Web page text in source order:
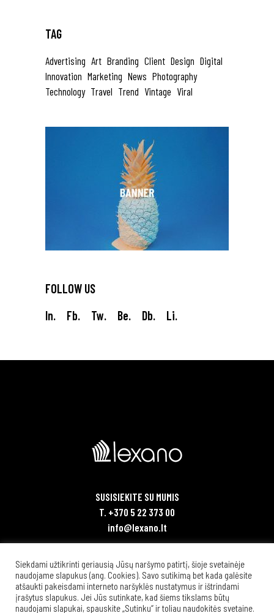
TAG
Advertising Art Branding Client Design Digital
Innovation Marketing News Photography
Technology Travel Trend Vintage Viral
FOLLOW US
In.
Fb. Tw. Be. Db. Li.
SUSISIEKITE SU MUMIS
T. +370 5 22 373 00
info@lexano.lt
Siekdami užtikrinti geriausią Jūsų naršymo patirtį, šioje svetainėje
naudojame slapukus (ang. Cookies). Savo sutikimą bet kada galėsite
atšaukti pakeisdami interneto naršyklės nustatymus ir ištrindami
įrašytus slapukus. Jei Jūs sutinkate, kad šiems tikslams būtų
naudojami slapukai, spauskite „Sutinku“ ir toliau naudokitės svetaine.